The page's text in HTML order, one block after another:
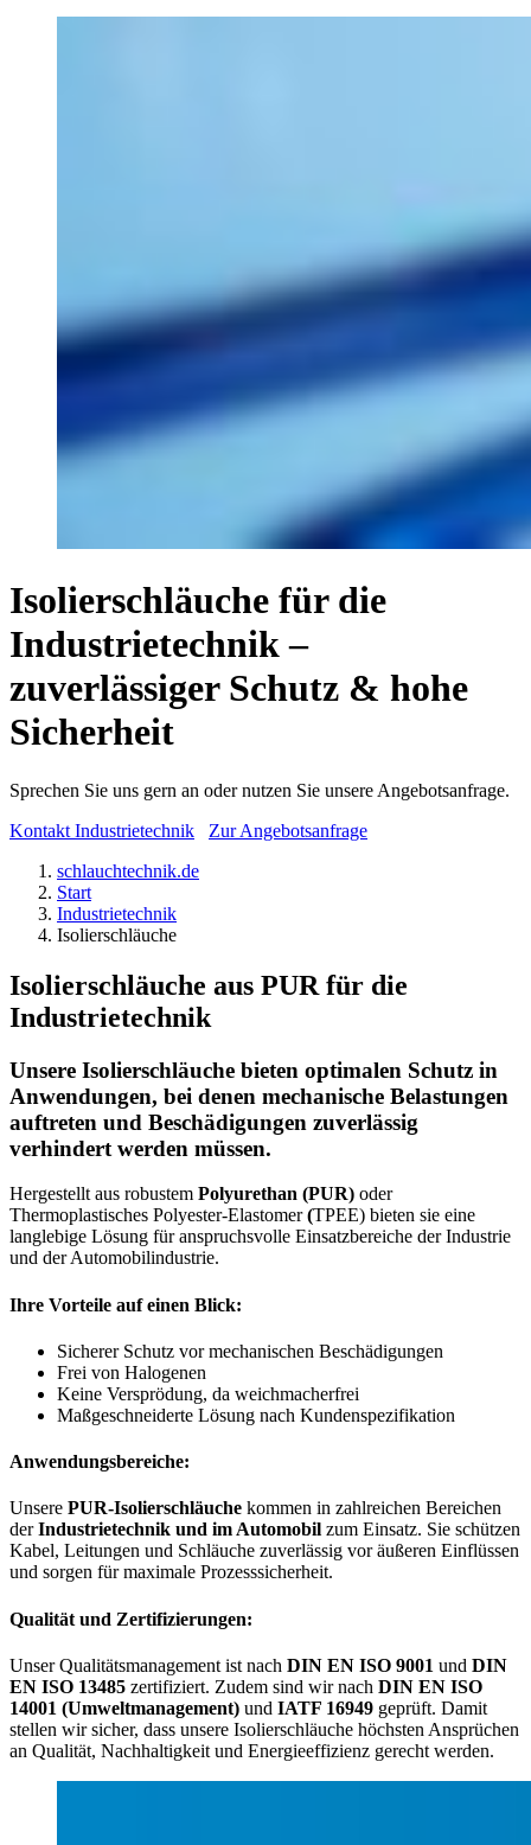
Isolierschläuche für die
Industrietechnik –
zuverlässiger Schutz & hohe
Sicherheit
Sprechen Sie uns gern an oder nutzen Sie unsere Angebotsanfrage.
Kontakt Industrietechnik
Zur Angebotsanfrage
schlauchtechnik.de
Start
Industrietechnik
Isolierschläuche
Isolierschläuche aus PUR für die
Industrietechnik
Unsere Isolierschläuche bieten optimalen Schutz in
Anwendungen, bei denen mechanische Belastungen
auftreten und Beschädigungen zuverlässig
verhindert werden müssen.
Hergestellt aus robustem Polyurethan (PUR) oder
Thermoplastisches Polyester-Elastomer(TPEE) bieten sie eine
langlebige Lösung für anspruchsvolle Einsatzbereiche der Industrie
und der Automobilindustrie.
Ihre Vorteile auf einen Blick:
Sicherer Schutz vor mechanischen Beschädigungen
Frei von Halogenen
Keine Versprödung, da weichmacherfrei
Maßgeschneiderte Lösung nach Kundenspezifikation
Anwendungsbereiche:
Unsere PUR-Isolierschläuche kommen in zahlreichen Bereichen
derIndustrietechnik und im Automobil zum Einsatz. Sie schützen
Kabel, Leitungen und Schläuche zuverlässig vor äußeren Einflüssen
und sorgen für maximale Prozesssicherheit.
Qualität und Zertifizierungen:
Unser Qualitätsmanagement ist nach DIN EN ISO 9001 und DIN
EN ISO 13485 zertifiziert. Zudem sind wir nach DIN EN ISO
14001 (Umweltmanagement) und IATF 16949 geprüft. Damit
stellen wir sicher, dass unsere Isolierschläuche höchsten Ansprüchen
an Qualität, Nachhaltigkeit und Energieeffizienz gerecht werden.